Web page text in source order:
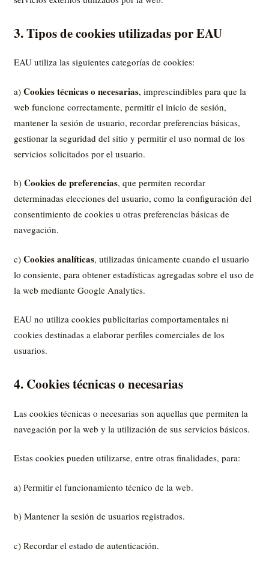
3. Tipos de cookies utilizadas por EAU
EAU utiliza las siguientes categorías de cookies:
a) Cookies técnicas o necesarias, imprescindibles para que la
web funcione correctamente, permitir el inicio de sesión,
mantener la sesión de usuario, recordar preferencias básicas,
gestionar la seguridad del sitio y permitir el uso normal de los
servicios solicitados por el usuario.
b) Cookies de preferencias, que permiten recordar
determinadas elecciones del usuario, como la configuración del
consentimiento de cookies u otras preferencias básicas de
navegación.
c) Cookies analíticas, utilizadas únicamente cuando el usuario
lo consiente, para obtener estadísticas agregadas sobre el uso de
la web mediante Google Analytics.
EAU no utiliza cookies publicitarias comportamentales ni
cookies destinadas a elaborar perfiles comerciales de los
usuarios.
4. Cookies técnicas o necesarias
Las cookies técnicas o necesarias son aquellas que permiten la
navegación por la web y la utilización de sus servicios básicos.
Estas cookies pueden utilizarse, entre otras finalidades, para:
a) Permitir el funcionamiento técnico de la web.
b) Mantener la sesión de usuarios registrados.
c) Recordar el estado de autenticación.